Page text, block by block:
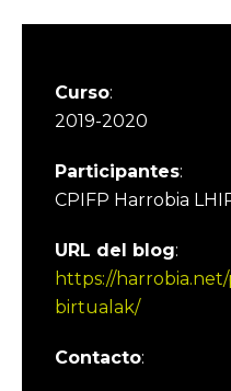
Curso:
2019-2020
Participantes:
CPIFP Harrobia
URL del blog:
https://
birtualak/
Contacto: